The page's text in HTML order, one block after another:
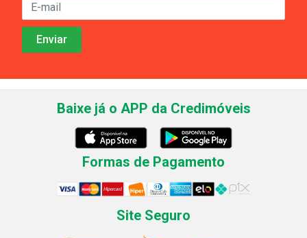
Baixe já o APP da Credimóveis
Formas de Pagamento
Site Seguro